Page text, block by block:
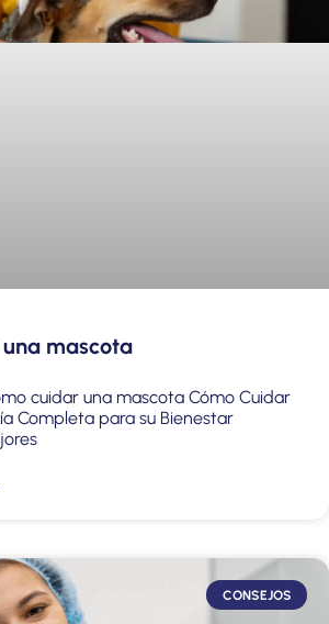
mascota
cuidar una mascota Cómo Cuidar
Completa para su Bienestar
CONSEJOS